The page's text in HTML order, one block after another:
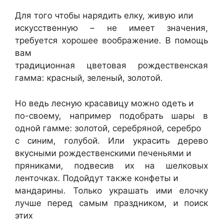
Для того чтобы нарядить елку, живую или
искусственную – не имеет значения,
требуется хорошее воображение. В помощь
вам
традиционная цветовая рождественская
гамма: красный, зеленый, золотой.
Но ведь лесную красавицу можно одеть и
по-своему, например подобрать шары в
одной гамме: золотой, серебряной, серебро
с синим, голубой. Или украсить дерево
вкусными рождественскими печеньями и
пряниками, подвесив их на шелковых
ленточках. Подойдут также конфеты и
мандарины. Только украшать ими елочку
лучше перед самым праздником, и поиск
этих